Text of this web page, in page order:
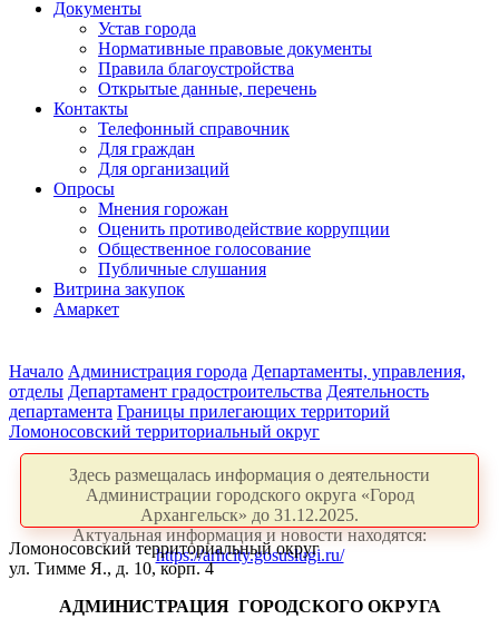
Документы
Устав города
Нормативные правовые документы
Правила благоустройства
Открытые данные, перечень
Контакты
Телефонный справочник
Для граждан
Для организаций
Опросы
Мнения горожан
Оценить противодействие коррупции
Общественное голосование
Публичные слушания
Витрина закупок
Амаркет
Начало Администрация города Департаменты, управления,
отделы Департамент градостроительства Деятельность
департамента Границы прилегающих территорий
Ломоносовский территориальный округ
Здесь размещалась информация о деятельности
Администрации городского округа «Город
Архангельск» до 31.12.2025.
Актуальная информация и новости находятся:
https://arhcity.gosuslugi.ru/
Ломоносовский территориальный округ
ул. Тимме Я., д. 10, корп. 4
АДМИНИСТРАЦИЯ ГОРОДСКОГО ОКРУГА